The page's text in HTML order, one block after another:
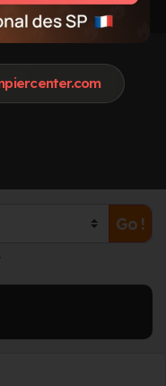
à jour le 25 juin 2026
Go !